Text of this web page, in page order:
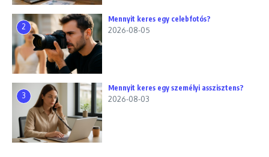
2
Mennyit keres egy celebfotós?
2026-08-05
3
Mennyit keres egy személyi asszisztens?
2026-08-03